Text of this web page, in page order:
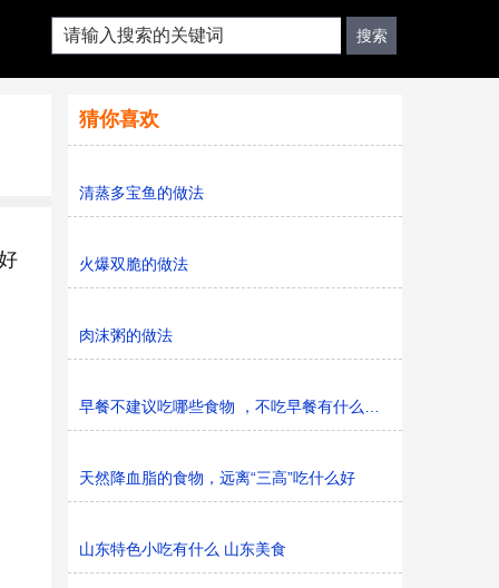
猜你喜欢
清蒸多宝鱼的做法
火爆双脆的做法
肉沫粥的做法
早餐不建议吃哪些食物 ，不吃早餐有什么危害
天然降血脂的食物，远离“三高”吃什么好
山东特色小吃有什么 山东美食